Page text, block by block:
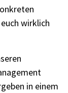
wirklich
in einem